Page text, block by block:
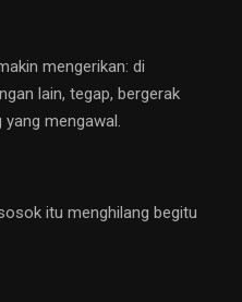
mengerikan: di
lain, tegap, bergerak
mengawal.
itu menghilang begitu